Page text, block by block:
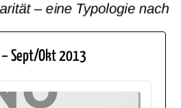
Sept/Okt 2013